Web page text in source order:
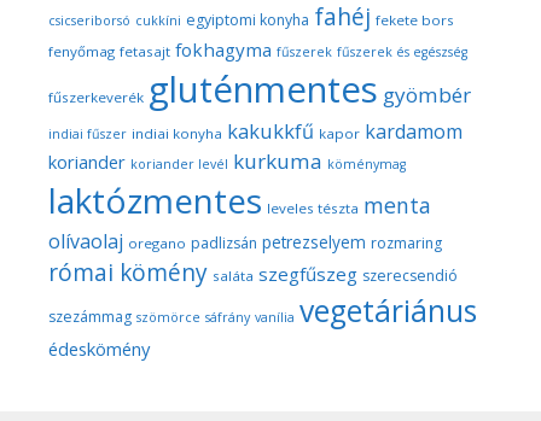
csicseriborsó cukkíni egyiptomi konyha fahéj fekete bors
fenyőmag fetasajt fokhagyma fűszerek fűszerek és egészség
fűszerkeverék gluténmentes gyömbér
indiai fűszer indiai konyha kakukkfű kapor kardamom
koriander koriander levél kurkuma köménymag
laktózmentes leveles tészta menta
olívaolaj oregano padlizsán petrezselyem rozmaring
római kömény saláta szegfűszeg szerecsendió
szezámmag szömörce sáfrány vanília vegetáriánus
édeskömény